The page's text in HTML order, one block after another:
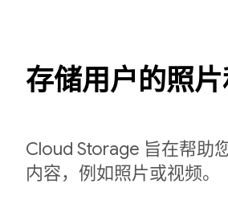
存储用户的照
Cloud Storage 旨在帮助
内容，例如照片或视频。